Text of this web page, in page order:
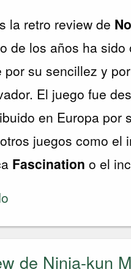
la retro review de
de los años ha sido
por su sencillez y
El juego fue
en Europa por
juegos como el
Fascinationo el
de Ninja-kun